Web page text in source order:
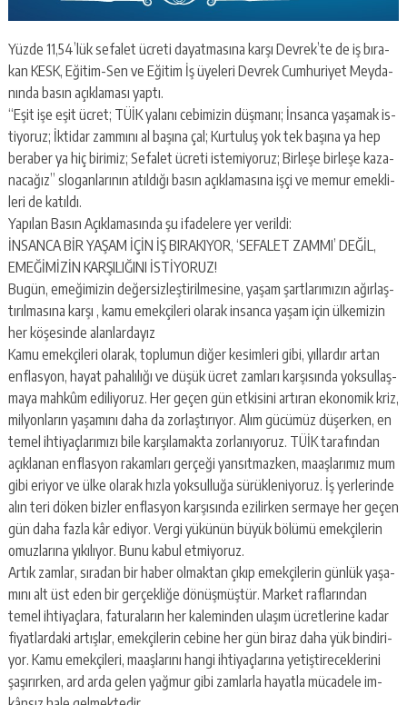
Yüzde 11,54’lük se­fa­let üc­re­ti da­yat­ma­sı­na karşı Devrek’te de iş bı­ra­
kan KESK, Eğitim-Sen ve Eğitim İş üye­le­ri Devrek Cum­hu­ri­yet Mey­da­
nın­da basın açık­la­ma­sı yaptı.
“Eşit işe eşit ücret; TÜİK ya­la­nı ce­bi­mi­zin düş­ma­nı; İnsan­ca ya­şa­mak is­
ti­yo­ruz; İkti­dar zam­mı­nı al ba­şı­na çal; Kur­tu­luş yok tek ba­şı­na ya hep
be­ra­ber ya hiç bi­ri­miz; Se­fa­let üc­re­ti is­te­mi­yo­ruz; Bir­le­şe bir­le­şe ka­za­
na­ca­ğız” slo­gan­la­rı­nın atıl­dı­ğı basın açık­la­ma­sı­na işçi ve memur emek­li­
le­ri de ka­tıl­dı.
Yapılan Basın Açıklamasında şu ifadelere yer verildi:
İNSAN­CA BİR YAŞAM İÇİN İŞ BI­RA­KI­YOR, ‘SE­FA­LET ZAMMI’ DEĞİL,
EMEĞİMİZİN KAR­ŞI­LI­ĞI­NI İSTİYORUZ!
Bugün, eme­ği­mi­zin de­ğer­siz­leş­ti­ril­me­si­ne, yaşam şart­la­rı­mı­zın ağır­laş­
tı­rıl­ma­sı­na karşı , kamu emek­çi­le­ri ola­rak in­san­ca yaşam için ül­ke­mi­zin
her kö­şe­sin­de alan­lar­da­yız
Kamu emek­çi­le­ri ola­rak, top­lu­mun diğer ke­sim­le­ri gibi, yıl­lar­dır artan
enf­las­yon, hayat pa­ha­lı­lı­ğı ve düşük ücret zam­la­rı kar­şı­sın­da yok­sul­laş­
ma­ya mah­kûm edi­li­yo­ruz. Her geçen gün et­ki­si­ni ar­tı­ran eko­no­mik kriz,
mil­yon­la­rın ya­şa­mı­nı daha da zor­laş­tı­rı­yor. Alım gü­cü­müz dü­şer­ken, en
temel ih­ti­yaç­la­rı­mı­zı bile kar­şı­la­mak­ta zor­la­nı­yo­ruz. TÜİK ta­ra­fın­dan
açık­la­nan enf­las­yon ra­kam­la­rı ger­çe­ği yan­sıt­maz­ken, ma­aş­la­rı­mız mum
gibi eri­yor ve ülke ola­rak hızla yok­sul­lu­ğa sü­rük­le­ni­yo­ruz. İş yer­le­rin­de
alın teri döken biz­ler enf­las­yon kar­şı­sın­da ezi­lir­ken ser­ma­ye her geçen
gün daha fazla kâr edi­yor. Vergi yü­kü­nün büyük bö­lü­mü emek­çi­le­rin
omuz­la­rı­na yı­kı­lı­yor. Bunu kabul et­mi­yo­ruz.
Artık zam­lar, sı­ra­dan bir haber ol­mak­tan çıkıp emek­çi­le­rin gün­lük ya­şa­
mı­nı alt üst eden bir ger­çek­li­ğe dö­nüş­müş­tür. Mar­ket raf­la­rın­dan
temel ih­ti­yaç­la­ra, fa­tu­ra­la­rın her ka­le­min­den ula­şım üc­ret­le­ri­ne kadar
fi­yat­lar­da­ki ar­tış­lar, emek­çi­le­rin ce­bi­ne her gün biraz daha yük bin­di­ri­
yor. Kamu emek­çi­le­ri, ma­aş­la­rı­nı hangi ih­ti­yaç­la­rı­na ye­tiş­ti­re­cek­le­ri­ni
şa­şı­rır­ken, ard arda gelen yağ­mur gibi zam­lar­la ha­yat­la mü­ca­de­le im­